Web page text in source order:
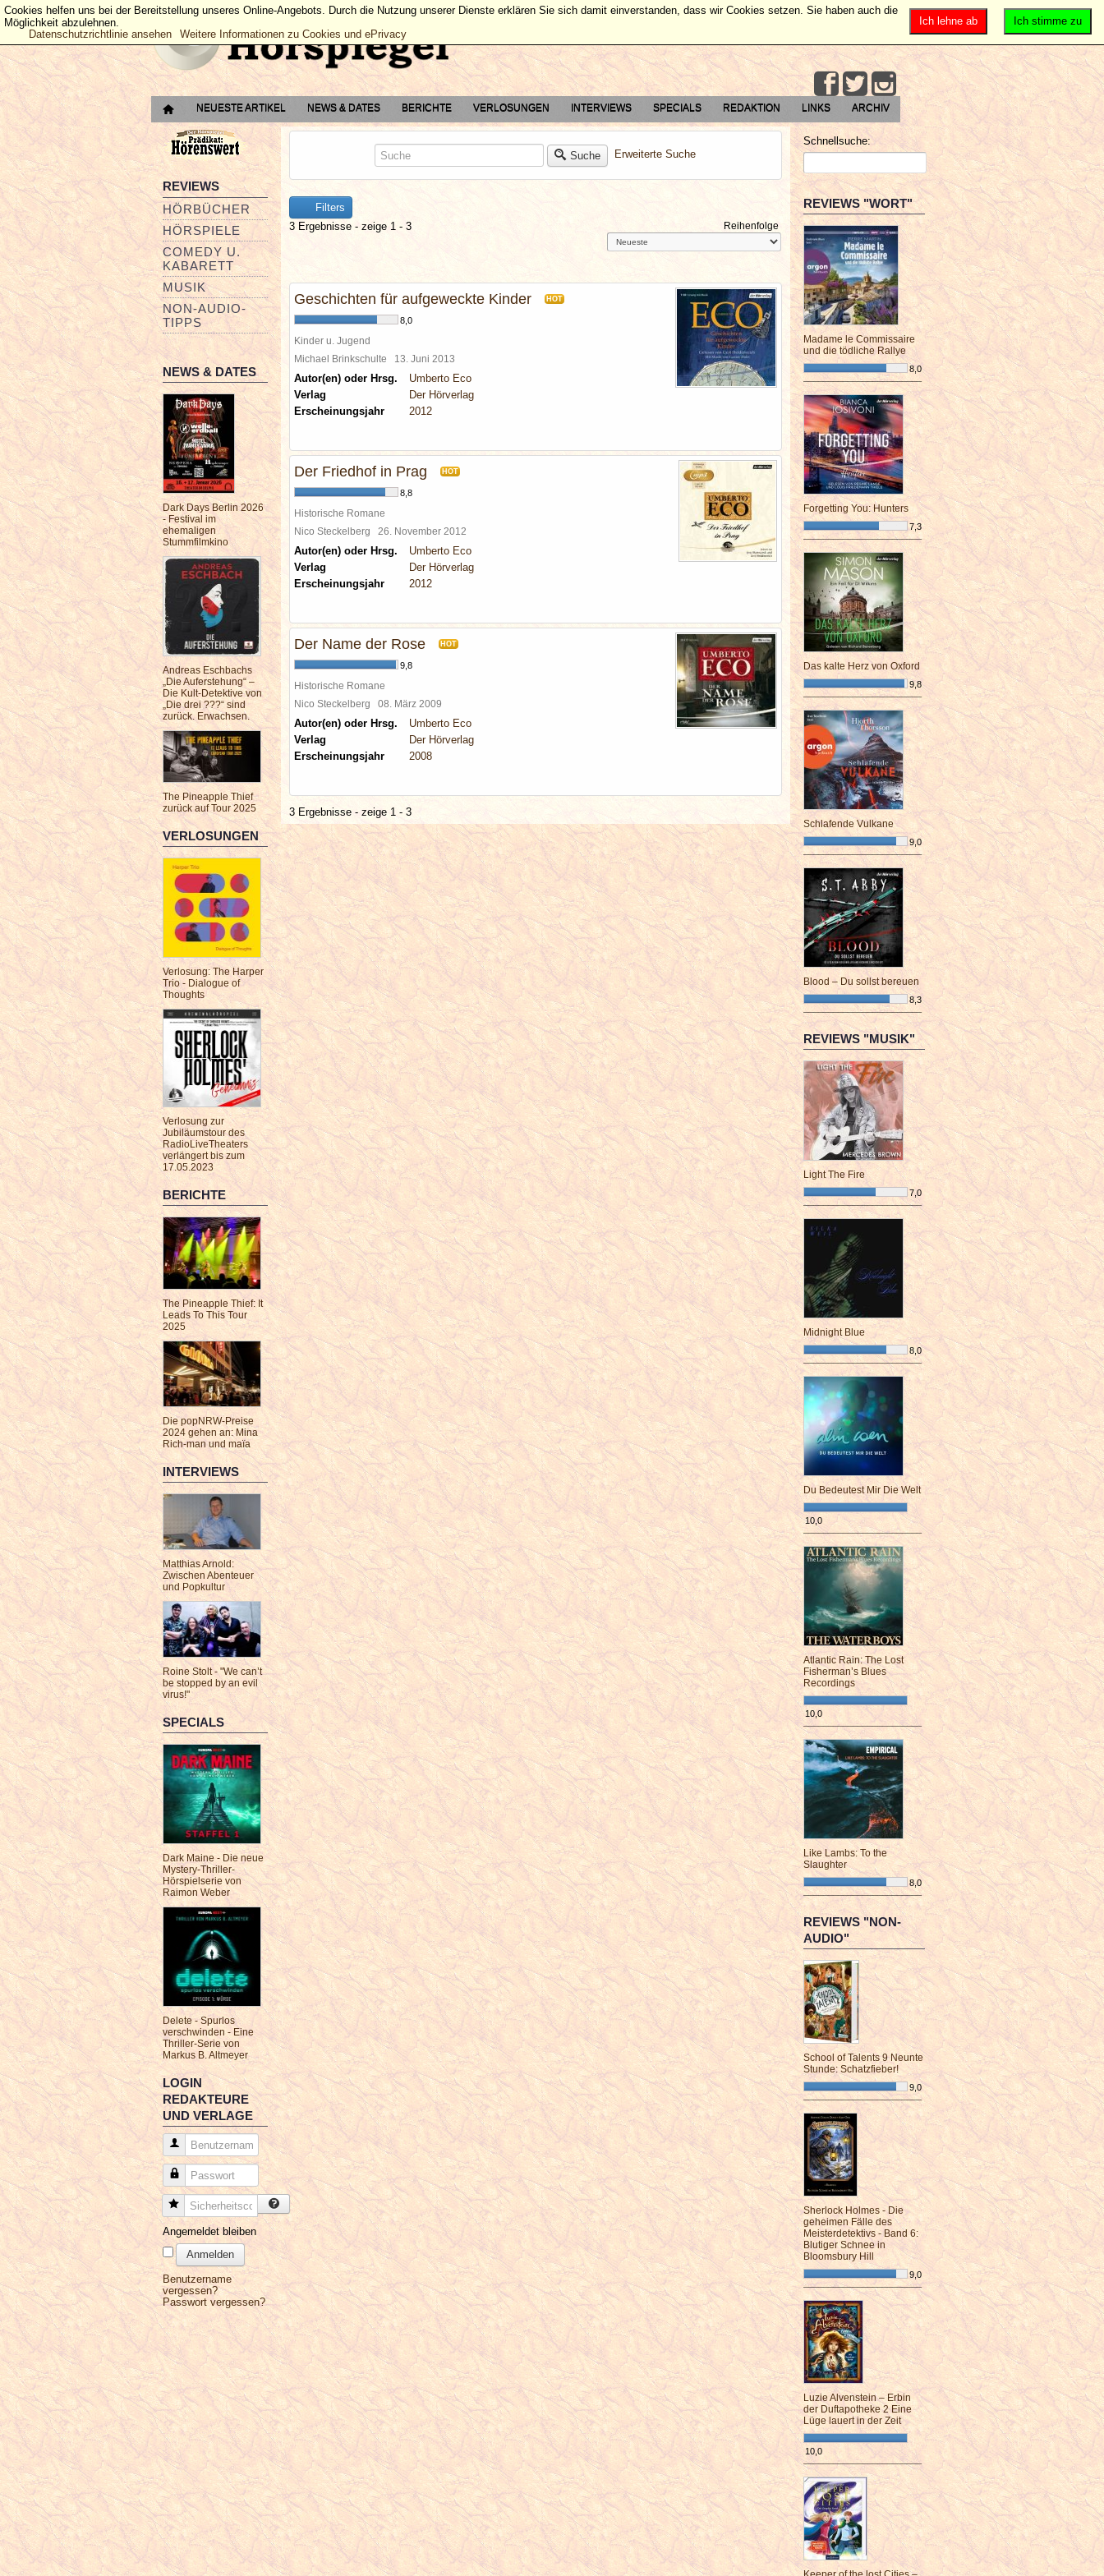
NEUESTE ARTIKEL NEWS & DATES BERICHTE VERLOSUNGEN INTERVIEWS SPECIALS REDAKTION LINKS ARCHIV
REVIEWS
HÖRBÜCHER
HÖRSPIELE
COMEDY U.
KABARETT
MUSIK
NON-AUDIO-
TIPPS
NEWS & DATES
Dark Days Berlin 2026
- Festival im
ehemaligen
Stummfilmkino
Andreas Eschbachs
„Die Auferstehung“ –
Die Kult-Detektive von
„Die drei ???“ sind
zurück. Erwachsen.
The Pineapple Thief
zurück auf Tour 2025
VERLOSUNGEN
Verlosung: The Harper
Trio - Dialogue of
Thoughts
Verlosung zur
Jubiläumstour des
RadioLiveTheaters
verlängert bis zum
17.05.2023
BERICHTE
The Pineapple Thief: It
Leads To This Tour
2025
Die popNRW-Preise
2024 gehen an: Mina
Rich-man und maïa
INTERVIEWS
Matthias Arnold:
Zwischen Abenteuer
und Popkultur
Roine Stolt - "We can’t
be stopped by an evil
virus!"
SPECIALS
Dark Maine - Die neue
Mystery-Thriller-
Hörspielserie von
Raimon Weber
Delete - Spurlos
verschwinden - Eine
Thriller-Serie von
Markus B. Altmeyer
LOGIN
REDAKTEURE
UND VERLAGE
Benutzername
Passwort
Sicherheitscode
Angemeldet bleiben
Anmelden
Benutzername
vergessen?
Passwort vergessen?
Suche Erweiterte Suche
Filters
3 Ergebnisse - zeige 1 - 3
Reihenfolge
Geschichten für aufgeweckte Kinder HOT
8,0
Kinder u. Jugend
Michael Brinkschulte 13. Juni 2013
Autor(en) oder Hrsg.
Umberto Eco
Verlag
Der Hörverlag
Erscheinungsjahr
2012
Der Friedhof in Prag HOT
8,8
Historische Romane
Nico Steckelberg 26. November 2012
Autor(en) oder Hrsg.
Umberto Eco
Verlag
Der Hörverlag
Erscheinungsjahr
2012
Der Name der Rose HOT
9,8
Historische Romane
Nico Steckelberg 08. März 2009
Autor(en) oder Hrsg.
Umberto Eco
Verlag
Der Hörverlag
Erscheinungsjahr
2008
3 Ergebnisse - zeige 1 - 3
Schnellsuche:
REVIEWS "WORT"
Madame le Commissaire
und die tödliche Rallye
8,0
¯¯¯¯¯¯¯¯¯¯¯¯¯¯¯¯¯¯¯¯¯¯¯¯
Forgetting You: Hunters
7,3
¯¯¯¯¯¯¯¯¯¯¯¯¯¯¯¯¯¯¯¯¯¯¯¯
Das kalte Herz von Oxford
9,8
¯¯¯¯¯¯¯¯¯¯¯¯¯¯¯¯¯¯¯¯¯¯¯¯
Schlafende Vulkane
9,0
¯¯¯¯¯¯¯¯¯¯¯¯¯¯¯¯¯¯¯¯¯¯¯¯
Blood – Du sollst bereuen
8,3
¯¯¯¯¯¯¯¯¯¯¯¯¯¯¯¯¯¯¯¯¯¯¯¯
REVIEWS "MUSIK"
Light The Fire
7,0
¯¯¯¯¯¯¯¯¯¯¯¯¯¯¯¯¯¯¯¯¯¯¯¯
Midnight Blue
8,0
¯¯¯¯¯¯¯¯¯¯¯¯¯¯¯¯¯¯¯¯¯¯¯¯
Du Bedeutest Mir Die Welt
10,0
¯¯¯¯¯¯¯¯¯¯¯¯¯¯¯¯¯¯¯¯¯¯¯¯
Atlantic Rain: The Lost
Fisherman’s Blues
Recordings
10,0
¯¯¯¯¯¯¯¯¯¯¯¯¯¯¯¯¯¯¯¯¯¯¯¯
Like Lambs: To the
Slaughter
8,0
¯¯¯¯¯¯¯¯¯¯¯¯¯¯¯¯¯¯¯¯¯¯¯¯
REVIEWS "NON-
AUDIO"
School of Talents 9 Neunte
Stunde: Schatzfieber!
9,0
¯¯¯¯¯¯¯¯¯¯¯¯¯¯¯¯¯¯¯¯¯¯¯¯
Sherlock Holmes - Die
geheimen Fälle des
Meisterdetektivs - Band 6:
Blutiger Schnee in
Bloomsbury Hill
9,0
¯¯¯¯¯¯¯¯¯¯¯¯¯¯¯¯¯¯¯¯¯¯¯¯
Luzie Alvenstein – Erbin
der Duftapotheke 2 Eine
Lüge lauert in der Zeit
10,0
¯¯¯¯¯¯¯¯¯¯¯¯¯¯¯¯¯¯¯¯¯¯¯¯
Ich stimme zu
Ich lehne ab
Cookies helfen uns bei der Bereitstellung unseres Online-Angebots. Durch die Nutzung unserer Dienste erklären Sie sich damit einverstanden, dass wir Cookies setzen. Sie haben auch die
Möglichkeit abzulehnen.
Datenschutzrichtlinie ansehen
Weitere Informationen zu Cookies und ePrivacy